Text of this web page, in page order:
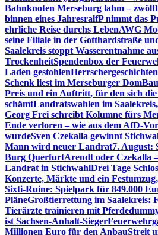
Bahnknoten Merseburg lahm –
binnen eines JahresralfP nimmt das
ehrliche Reise durchs LebenAWG
seine Filiale in der Gotthardstraße
Saalekreis stoppt Wasserentnahme
TrockenheitSpendenbox der
Laden gestohlen
Schenk liest im Merseburger Dom
Preis und ein Auftritt, für den sich
schämtLandratswahlen im Saalekreis
Georg Frei schreibt Kolumne fürs
Ende verloren – wie aus dem AfD-
wurdeSven Czekalla gewinnt
Mann wird neuer Landrat7. August:
Burg QuerfurtArendt oder Czekalla
Landrat in StichwahlDrei Tage
Konzerte, Märkte und ein Festumzug
Sixti-Ruine: Spielpark für 849.000
PläneGroßtierrettung im Saalekreis:
Tierärzte trainieren mit
ist Sachsen-Anhalt-Sieger
Millionen Euro für den AnbauStreit